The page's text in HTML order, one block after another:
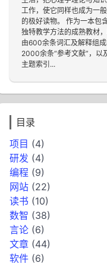
工作，使它同样也成为一
的极好读物。 作为一本包
独特教学方法的成熟教材
由600余条词汇及解释组成
2000余条“参考文献”，以
主题索引...
目录
项目 (4)
研发 (4)
编程 (9)
网站 (22)
读书 (10)
数智 (38)
言论 (6)
文章 (44)
软件 (6)